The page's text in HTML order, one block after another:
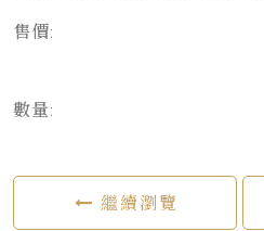
售價:
數量:
繼續瀏覽